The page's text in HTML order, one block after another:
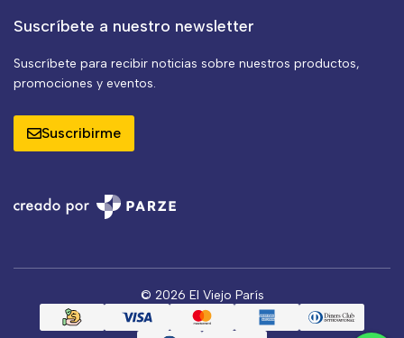
Suscríbete a nuestro newsletter
Suscríbete para recibir noticias sobre nuestros productos,
promociones y eventos.
Suscribirme
© 2026 El Viejo París